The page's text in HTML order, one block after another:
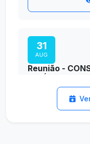
31
AUG
Reunião -
TEATRO